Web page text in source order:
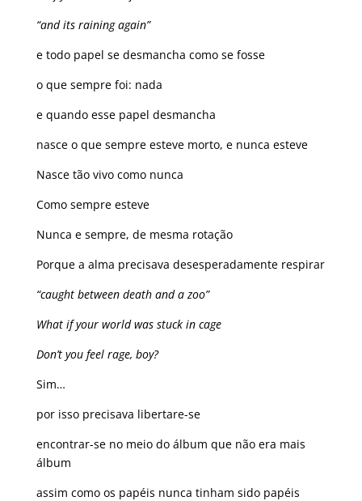
“and its raining again”
e todo papel se desmancha como se fosse
o que sempre foi: nada
e quando esse papel desmancha
nasce o que sempre esteve morto, e nunca esteve
Nasce tão vivo como nunca
Como sempre esteve
Nunca e sempre, de mesma rotação
Porque a alma precisava desesperadamente respirar
“caught between death and a zoo”
What if your world was stuck in cage
Don’t you feel rage, boy?
Sim…
por isso precisava libertare-se
encontrar-se no meio do álbum que não era mais
álbum
assim como os papéis nunca tinham sido papéis